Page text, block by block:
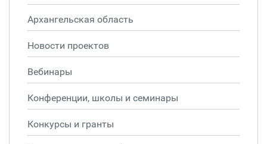
Архангельская область
Новости проектов
Вебинары
Конференции, школы и семинары
Конкурсы и гранты